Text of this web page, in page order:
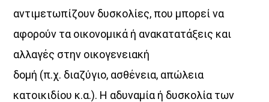
αντιμετωπίζουν δυσκολίες, που μπορεί να
αφορούν τα οικονομικά ή ανακατατάξεις και
αλλαγές στην οικογενειακή
δομή (π.χ. διαζύγιο, ασθένεια, απώλεια
κατοικιδίου κ.α.). Η αδυναμία ή δυσκολία των